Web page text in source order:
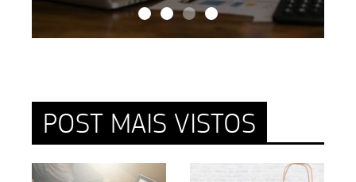
POST MAIS VISTOS